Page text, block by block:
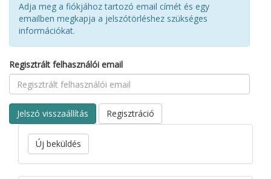
Adja meg a fiókjához tartozó email címét és egy
emailben megkapja a jelszótörléshez szükséges
információkat.
Regisztrált felhasználói email
Jelszó visszaállítás Regisztráció
Új beküldés